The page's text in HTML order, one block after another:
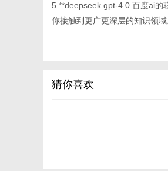
5.**deepseek gpt-4.0 百度ai的
你接触到更广更深层的知识领
猜你喜欢